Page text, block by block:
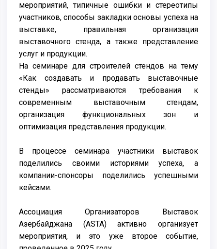
мероприятий, типичные ошибки и стереотипы
участников, способы закладки основы успеха на
выставке, правильная организация
выставочного стенда, а также представление
услуг и продукции.
На семинаре для строителей стендов на тему
«Как создавать и продавать выставочные
стенды» рассматриваются требования к
современным выставочным стендам,
организация функциональных зон и
оптимизация представления продукции.
В процессе семинара участники выставок
поделились своими историями успеха, а
компании-спонсоры поделились успешными
кейсами.
Ассоциация Организаторов Выставок
Азербайджана (ASTA) активно организует
мероприятия, и это уже второе событие,